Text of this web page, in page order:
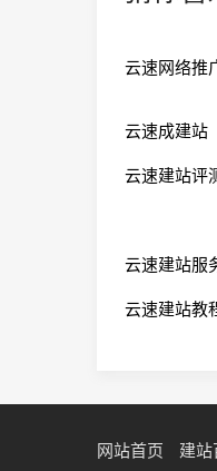
云速网络推
云速成建站
云速建站评
云速建站服
云速建站教
网站首页 建站